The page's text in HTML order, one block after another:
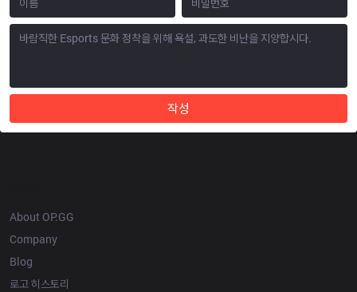
작성
About OP.GG
Company
Blog
로고 히스토리